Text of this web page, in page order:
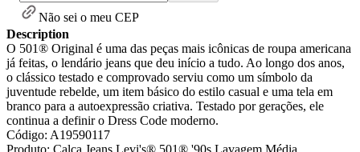
Não sei o meu CEP
Description
O 501® Original é uma das peças mais icônicas de roupa americana
já feitas, o lendário jeans que deu início a tudo. Ao longo dos anos,
o clássico testado e comprovado serviu como um símbolo da
juventude rebelde, um item básico do estilo casual e uma tela em
branco para a autoexpressão criativa. Testado por gerações, ele
continua a definir o Dress Code moderno.
Código: A19590117